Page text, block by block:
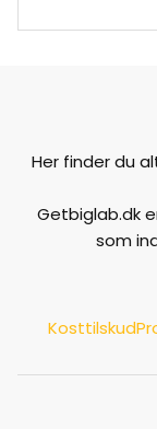
Her finder du
Getbiglab.dk
som
Kosttilskud